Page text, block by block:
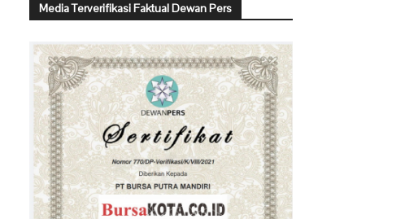
Media Terverifikasi Faktual Dewan Pers